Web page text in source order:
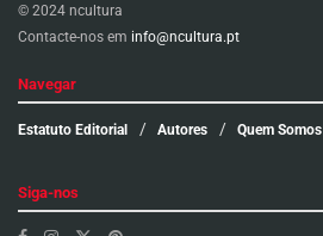
© 2024 ncultura
Contacte-nos em info@ncultura.pt
Navegar
Estatuto Editorial Autores Quem Somos
Siga-nos